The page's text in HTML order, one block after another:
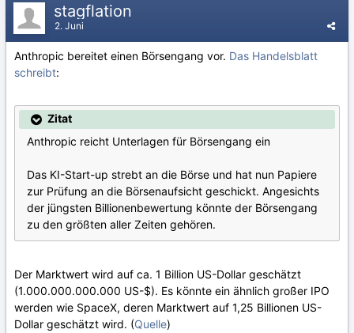
stagflation
2. Juni
Anthropic bereitet einen Börsengang vor. Das Handelsblatt
schreibt:
Zitat
Anthropic reicht Unterlagen für Börsengang ein
Das KI-Start-up strebt an die Börse und hat nun Papiere
zur Prüfung an die Börsenaufsicht geschickt. Angesichts
der jüngsten Billionenbewertung könnte der Börsengang
zu den größten aller Zeiten gehören.
Der Marktwert wird auf ca. 1 Billion US-Dollar geschätzt
(1.000.000.000.000 US-$). Es könnte ein ähnlich großer IPO
werden wie SpaceX, deren Marktwert auf 1,25 Billionen US-
Dollar geschätzt wird. (Quelle)